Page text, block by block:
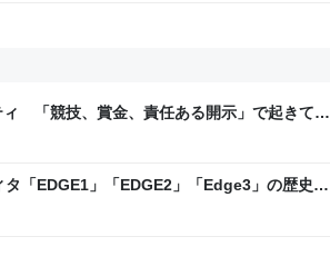
「競技、賞金、責任ある開示」で起きてい
クLAB
「EDGE1」「EDGE2」「Edge3」の歴史に
- レバテックLAB